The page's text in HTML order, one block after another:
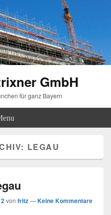
GmbH
für ganz Bayern
LEGAU
von fritz—Keine Kommentare